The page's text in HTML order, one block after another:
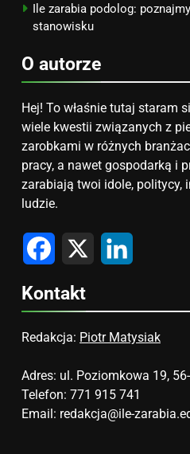
Ile zarabia podolog:
stanowisku
O autorze
Hej! To właśnie tutaj staram
wiele kwestii związanych z
zarobkami w różnych
pracy, a nawet gospodarką i
zarabiają twoi idole, politycy,
ludzie.
Facebook
X
Kontakt
Redakcja: Piotr Matysiak
Adres: ul. Poziomkowa 19,
Telefon: 771 915 741
Email: redakcja@ile-